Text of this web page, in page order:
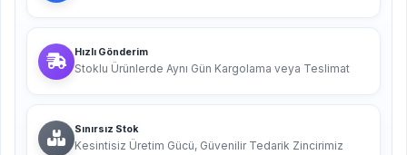
Hızlı Gönderim
Stoklu Ürünlerde Aynı Gün Kargolama veya Teslimat
Sınırsız Stok
Kesintisiz Üretim Gücü, Güvenilir Tedarik Zincirimiz